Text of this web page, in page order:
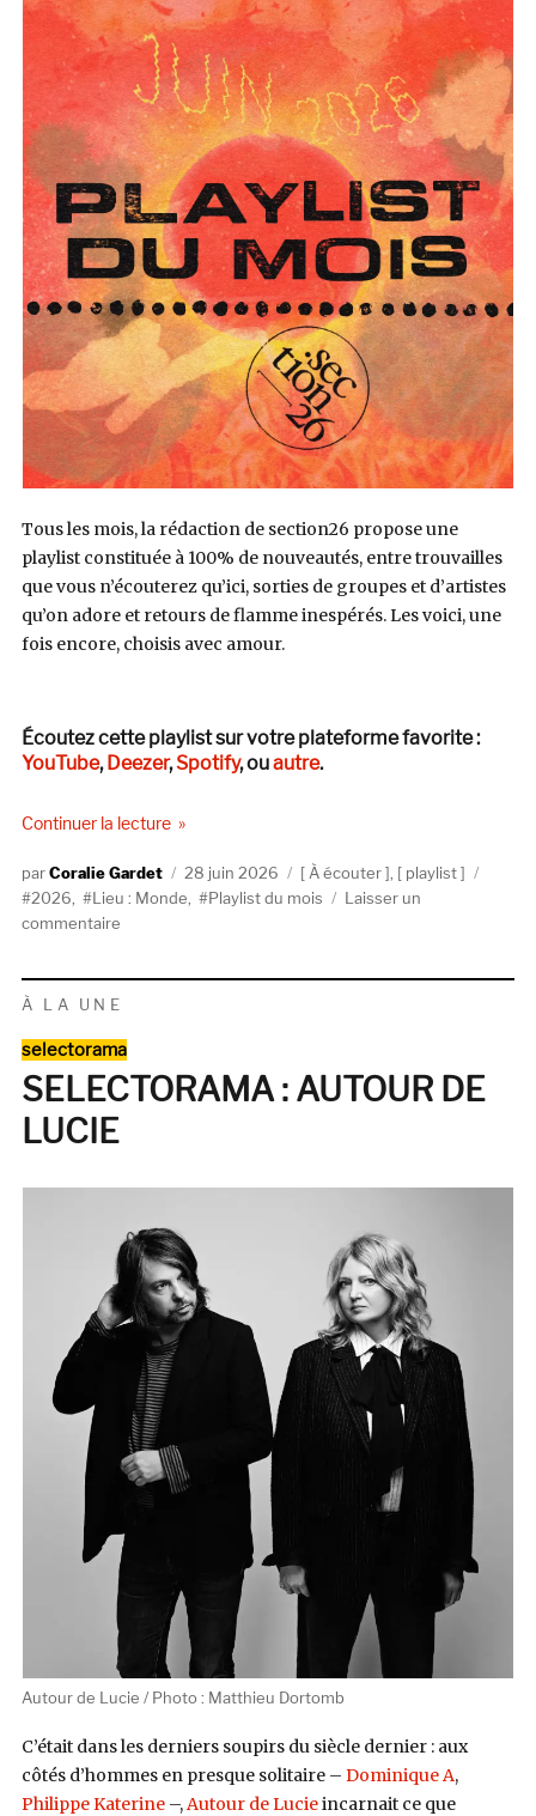
Tous les mois, la rédaction de section26 propose une
playlist constituée à 100% de nouveautés, entre trouvailles
que vous n’écouterez qu’ici, sorties de groupes et d’artistes
qu’on adore et retours de flamme inespérés. Les voici, une
fois encore, choisis avec amour.
Écoutez cette playlist sur votre plateforme favorite :
YouTube,Deezer,Spotify, ouautre.
Continuer la lecturede « LA PLAYLIST DES NOUVEAUTÉS DE
AuteurCoralie Gardet
Publié
le
28 juin 2026 Catégories
À écouter playlist
2026
Lieu : Monde Playlist du mois
Laisser un
commentairesur
DES
DE
JUIN
2026
À LA UNE
Catégories
selectorama
SELECTORAMA : AUTOUR DE
LUCIE
Autour de Lucie / Photo : Matthieu Dortomb
C’était dans les derniers soupirs du siècle dernier : aux
côtés d’hommes en presque solitaire – Dominique A,
Philippe Katerine–,Autour de Lucieincarnait ce que